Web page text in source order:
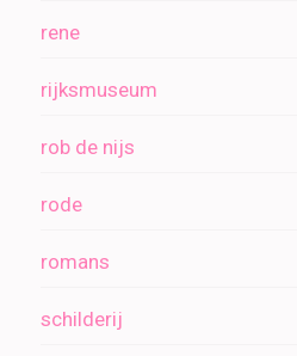
rene
rijksmuseum
rob de nijs
rode
romans
schilderij